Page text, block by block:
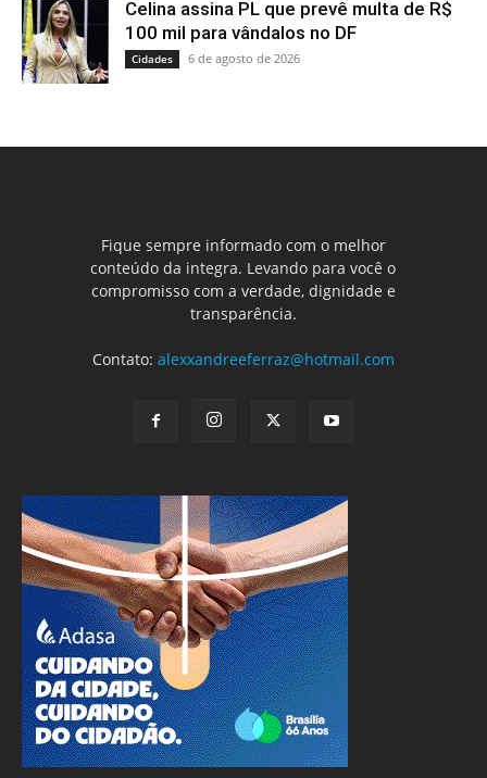
Celina assina PL que prevê multa de R$
100 mil para vândalos no DF
Cidades 6 de agosto de 2026
Fique sempre informado com o melhor
conteúdo da integra. Levando para você o
compromisso com a verdade, dignidade e
transparência.
Contato: alexxandreeferraz@hotmail.com